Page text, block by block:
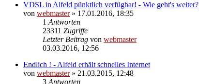
VDSL in Alfeld pünktlich verfügbar! - Wie geht's weiter?
von webmaster» 17.01.2016, 18:35
1 Antworten
23311 Zugriffe
Letzter Beitrag von webmaster
03.03.2016, 12:56
Endlich ! - Alfeld erhält schnelles Internet
von webmaster» 21.03.2015, 12:48
3 Antworten